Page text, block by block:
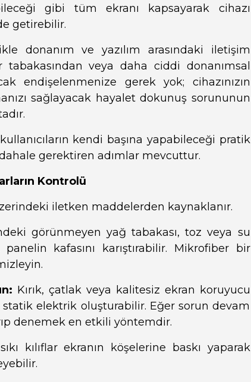
gibi tüm ekranı kapsayarak cihazı
getirebilir.
donanım ve yazılım arasındaki iletişim
veya daha ciddi donanımsal
endişelenmenize gerek yok; cihazınızın
sağlayacak hayalet dokunuş sorununun
kendi başına yapabileceği pratik
gerektiren adımlar mevcuttur.
Kontrolü
iletken maddelerden kaynaklanır.
görünmeyen yağ tabakası, toz veya su
kafasını karıştırabilir. Mikrofiber bir
Kırık, çatlak veya kalitesiz ekran koruyucu
statik elektrik oluşturabilir. Eğer sorun devam
denemek en etkili yöntemdir.
kılıflar ekranın köşelerine baskı yaparak